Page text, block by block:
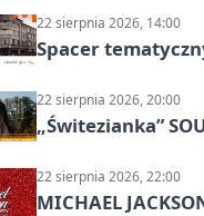
22 sierpnia 2026, 14:00
Spacer
22 sierpnia 2026, 20:00
„Świtezianka”
22 sierpnia 2026, 22:00
MICHAEL